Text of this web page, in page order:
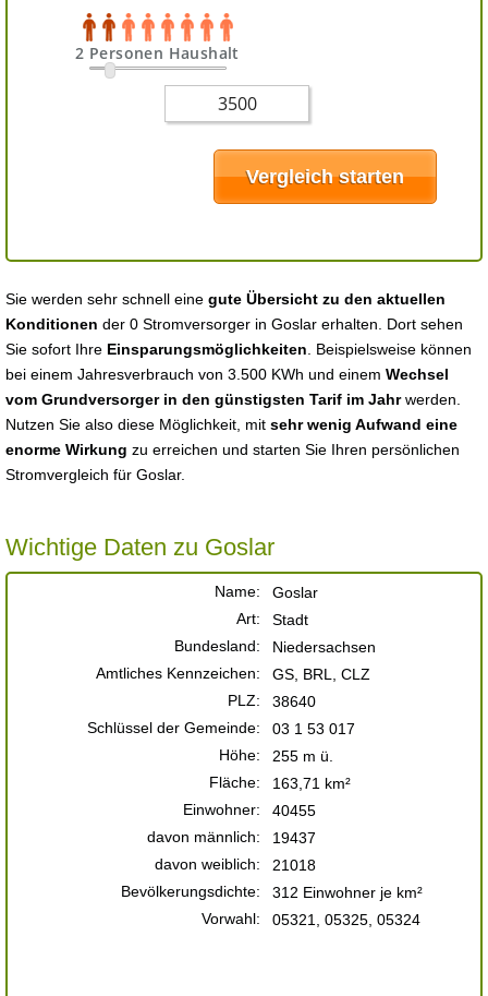
2 Personen Haushalt
Sie werden sehr schnell eine gute Übersicht zu den aktuellen
Konditionen der 0 Stromversorger in Goslar erhalten. Dort sehen
Sie sofort Ihre Einsparungsmöglichkeiten . Beispielsweise können
bei einem Jahresverbrauch von 3.500 KWh und einem Wechsel
vom Grundversorger in den günstigsten Tarif im Jahrwerden.
Nutzen Sie also diese Möglichkeit, mit sehr wenig Aufwand eine
enorme Wirkung zu erreichen und starten Sie Ihren persönlichen
Stromvergleich für Goslar.
Wichtige Daten zu Goslar
Name:
Goslar
Art:
Stadt
Bundesland:
Niedersachsen
Amtliches Kennzeichen:
GS, BRL, CLZ
PLZ:
38640
Schlüssel der Gemeinde:
03 1 53 017
Höhe:
255 m ü.
Fläche:
163,71 km²
Einwohner:
40455
davon männlich:
19437
davon weiblich:
21018
Bevölkerungsdichte:
312 Einwohner je km²
Vorwahl:
05321, 05325, 05324